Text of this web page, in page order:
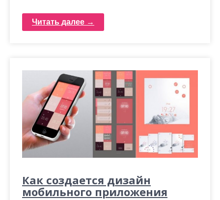
Читать далее →
Как создается дизайн
мобильного приложения